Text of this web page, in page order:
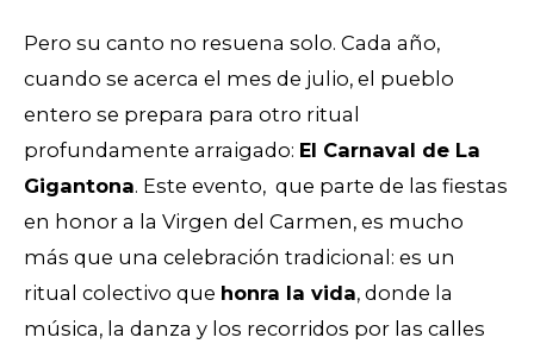
Pero su canto no resuena solo. Cada año,
cuando se acerca el mes de julio, el pueblo
entero se prepara para otro ritual
profundamente arraigado: El Carnaval de La
Gigantona. Este evento, que parte de las fiestas
en honor a la Virgen del Carmen, es mucho
más que una celebración tradicional: es un
ritual colectivo que honra la vida, donde la
música, la danza y los recorridos por las calles